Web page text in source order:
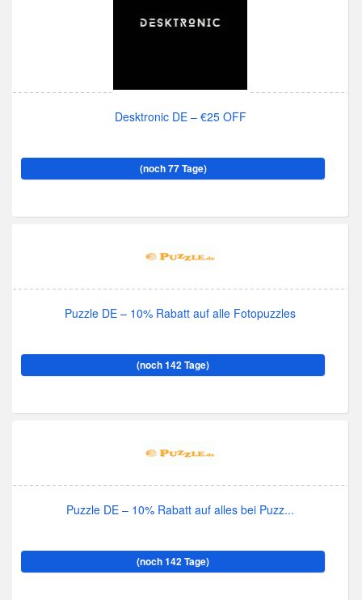
Desktronic DE – €25 OFF
(noch 77 Tage)
Puzzle DE – 10% Rabatt auf alle Fotopuzzles
(noch 142 Tage)
Puzzle DE – 10% Rabatt auf alles bei Puzz...
(noch 142 Tage)